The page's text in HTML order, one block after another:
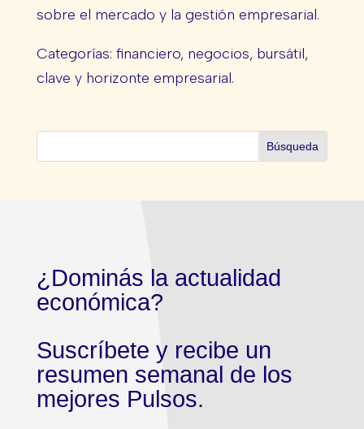
sobre el mercado y la gestión empresarial.
Categorías: financiero, negocios, bursátil,
clave y horizonte empresarial.
¿Dominás la actualidad
económica?
Suscríbete y recibe un
resumen semanal de los
mejores Pulsos.